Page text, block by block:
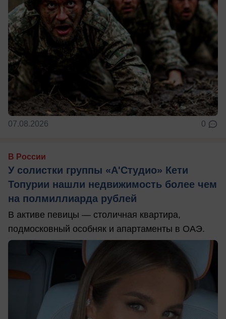
07.08.2026 0
В России
У солистки группы «А'Студио» Кети
Топурии нашли недвижимость более чем
на полмиллиарда рублей
В активе певицы — столичная квартира,
подмосковный особняк и апартаменты в ОАЭ.